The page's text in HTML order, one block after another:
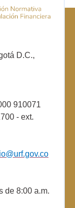
D.C.,
910071
- ext.
de 8:00 a.m.